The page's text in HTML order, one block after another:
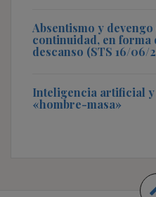
Absentismo y
continuidad, en forma
descanso (STS 16/06/
Inteligencia artificial y
«hombre-masa»